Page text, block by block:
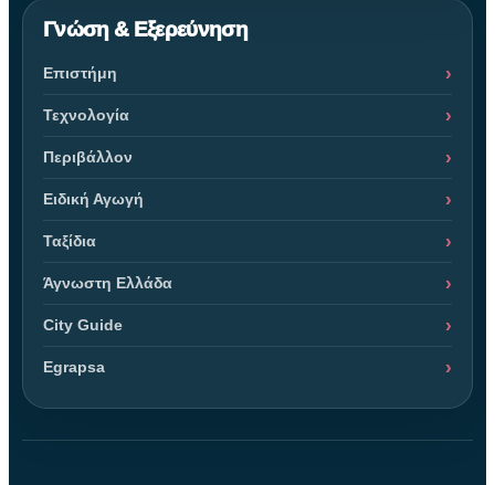
Γνώση & Εξερεύνηση
Επιστήμη
Τεχνολογία
Περιβάλλον
Ειδική Αγωγή
Ταξίδια
Άγνωστη Ελλάδα
City Guide
Egrapsa